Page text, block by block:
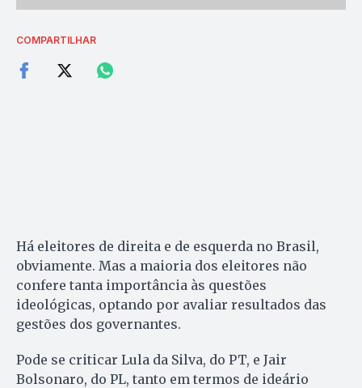
COMPARTILHAR
Há eleitores de direita e de esquerda no Brasil,
obviamente. Mas a maioria dos eleitores não
confere tanta importância às questões
ideológicas, optando por avaliar resultados das
gestões dos governantes.
Pode se criticar Lula da Silva, do PT, e Jair
Bolsonaro, do PL, tanto em termos de ideário